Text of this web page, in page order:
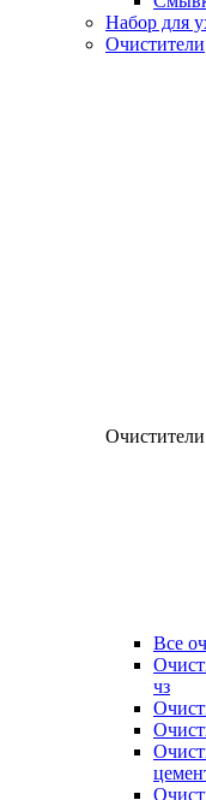
Набор для
Очистители
Очистители
Все
чз